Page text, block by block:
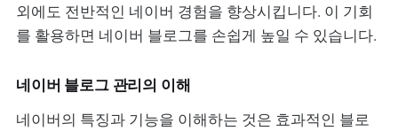
외에도 전반적인 네이버 경험을 향상시킵니다. 이 기회
를 활용하면 네이버 블로그를 손쉽게 높일 수 있습니다.
네이버 블로그 관리의 이해
네이버의 특징과 기능을 이해하는 것은 효과적인 블로